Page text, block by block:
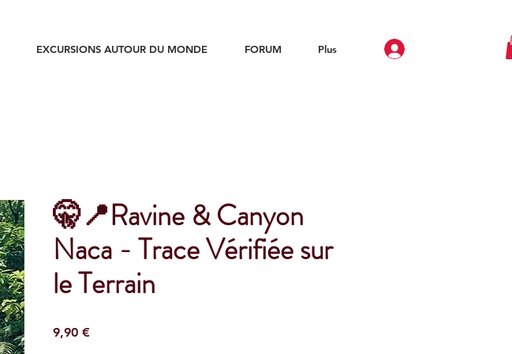
EXCURSIONS AUTOUR DU MONDE FORUM Plus
🤫📍Ravine & Canyon
Naca - Trace Vérifiée sur
le Terrain
9,90 €Prix